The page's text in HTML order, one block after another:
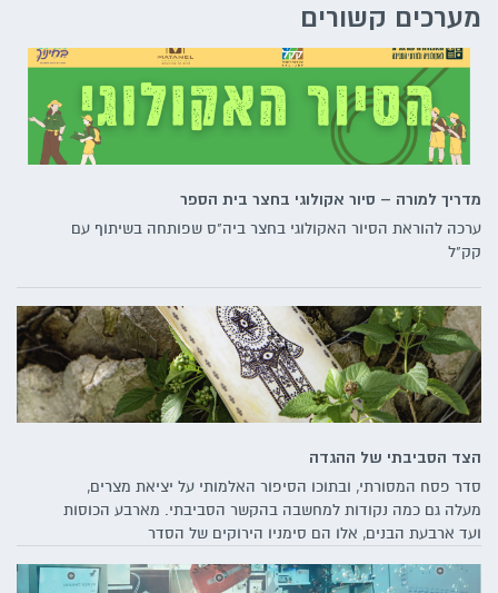
מערכים קשורים
מדריך למורה – סיור אקולוגי בחצר בית הספר
ערכה להוראת הסיור האקולוגי בחצר ביה"ס שפותחה בשיתוף עם
קק"ל
הצד הסביבתי של ההגדה
סדר פסח המסורתי, ובתוכו הסיפור האלמותי על יציאת מצרים,
מעלה גם כמה נקודות למחשבה בהקשר הסביבתי. מארבע הכוסות
ועד ארבעת הבנים, אלו הם סימניו הירוקים של הסדר